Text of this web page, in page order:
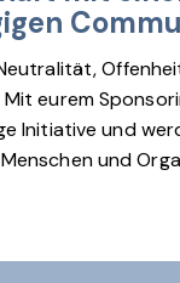
Mit eurem
Initiative und
und